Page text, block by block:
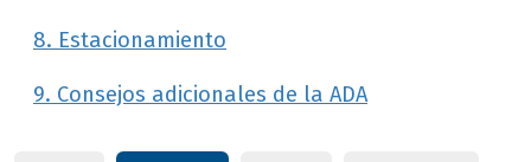
8. Estacionamiento
9. Consejos adicionales de la ADA